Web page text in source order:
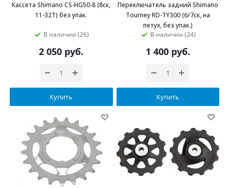
Кассета Shimano CS-HG50-8 (8ск,
11-32Т) без упак.
В наличии (26)
2 050 руб.
Купить
Переключатель задний Shimano
Tourney RD-TY300 (6/7ск, на
петух, без упак.)
В наличии (24)
1 400руб.
Купить